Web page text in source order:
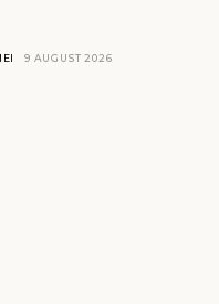
9 AUGUST 2026